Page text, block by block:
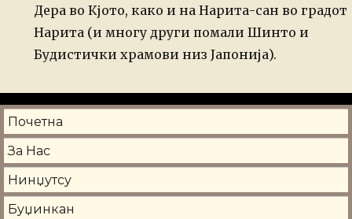
Дера во Кјото, како и на Нарита-сан во градот
Нарита (и многу други помали Шинто и
Будистички храмови низ Јапонија).
Почетна
За Нас
Нинџутсу
Буџинкан